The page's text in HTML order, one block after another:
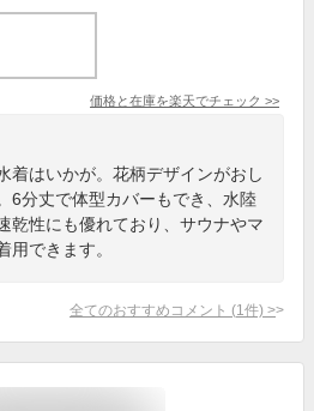
価格と在庫を楽天でチェック >>
着はいかが。花柄デザインがおし
6分丈で体型カバーもでき、水陸
乾性にも優れており、サウナやマ
用できます。
全てのおすすめコメント (1 件) >